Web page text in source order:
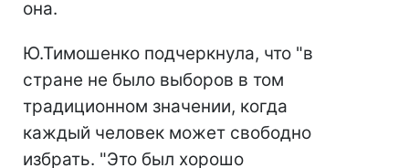
она.
Ю.Тимошенко подчеркнула, что "в
стране не было выборов в том
традиционном значении, когда
каждый человек может свободно
избрать. "Это был хорошо